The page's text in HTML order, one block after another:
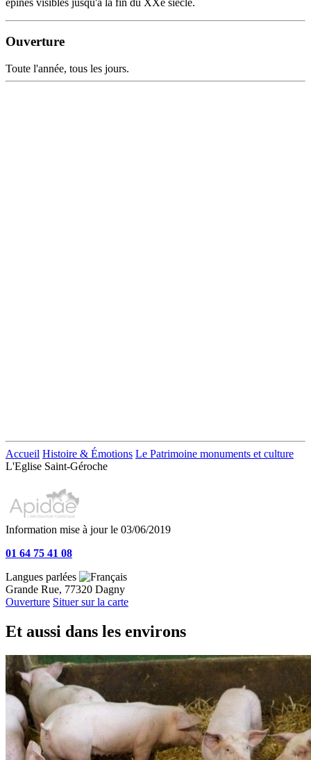
Ouverture
Toute l'année, tous les jours.
Accueil Histoire & Émotions Le Patrimoine monuments et culture
L'Eglise Saint-Géroche
Information mise à jour le 03/06/2019
01 64 75 41 08
Langues parlées
Grande Rue, 77320 Dagny
Ouverture Situer sur la carte
Et aussi dans les environs